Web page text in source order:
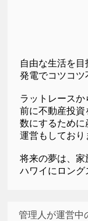
自由な生活を
発電でコツコツ
ラットレース
前に不動産投
数にするため
運営もしており
将来の夢は、
ハワイにロング
管理人が運営中